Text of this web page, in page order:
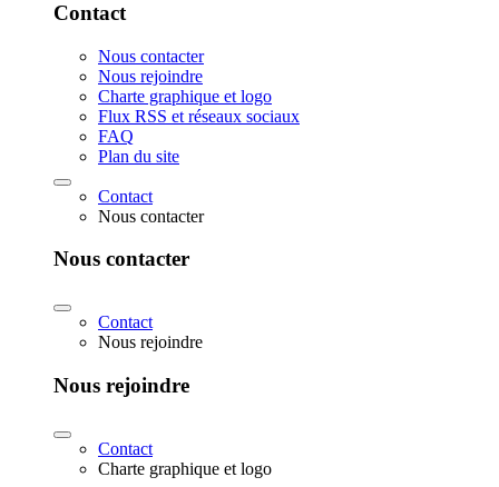
Contact
Nous contacter
Nous rejoindre
Charte graphique et logo
Flux RSS et réseaux sociaux
FAQ
Plan du site
Contact
Nous contacter
Nous contacter
Contact
Nous rejoindre
Nous rejoindre
Contact
Charte graphique et logo